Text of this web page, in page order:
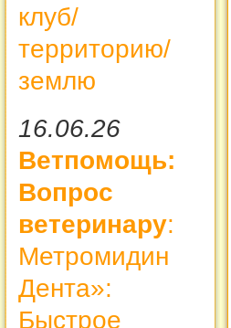
клуб/
территорию/
землю
16.06.26
Ветпомощь:
Вопрос
ветеринару:
Метромидин
Дента»:
Быстрое